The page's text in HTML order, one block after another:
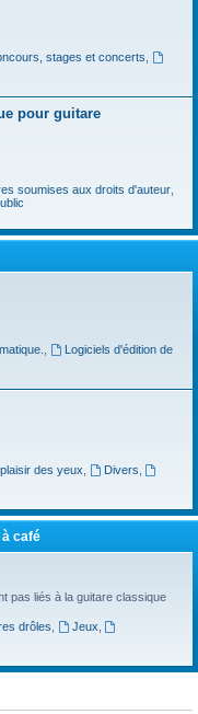
stages et concerts
pour guitare
soumises aux droits d'auteur,
Logiciels d'édition de
des yeux Divers
café
pas liés à la guitare classique
drôles Jeux